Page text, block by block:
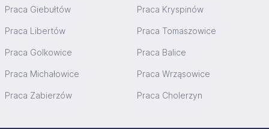
Praca Giebułtów Praca Kryspinów
Praca Libertów Praca Tomaszowice
Praca Golkowice Praca Balice
Praca Michałowice Praca Wrząsowice
Praca Zabierzów Praca Cholerzyn